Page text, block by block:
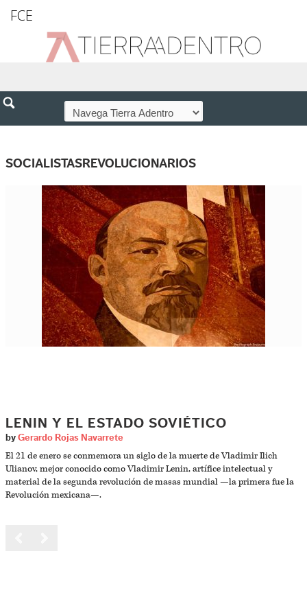
FCE
SOCIALISTASREVOLUCIONARIOS
LENIN Y EL ESTADO SOVIÉTICO
by Gerardo Rojas Navarrete
El 21 de enero se conmemora un siglo de la muerte de Vladimir Ilich
Ulianov, mejor conocido como Vladimir Lenin, artífice intelectual y
material de la segunda revolución de masas mundial —la primera fue la
Revolución mexicana—.